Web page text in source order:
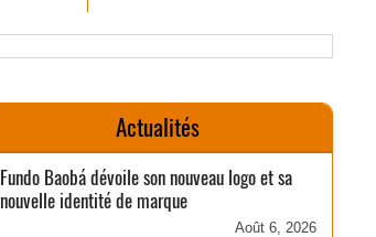
Actualités
Fundo Baobá dévoile son nouveau logo et sa
nouvelle identité de marque
Août 6, 2026